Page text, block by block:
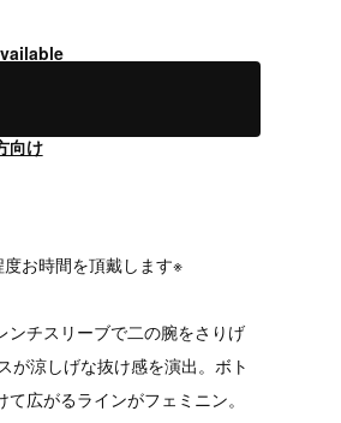
向け
お時間を頂戴します※
ンチスリーブで二の腕をさりげ
が涼しげな抜け感を演出。ボト
広がるラインがフェミニン。